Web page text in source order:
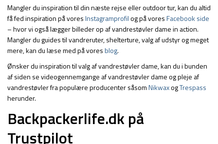
Mangler du inspiration til din næste rejse eller outdoor tur, kan du altid
få fed inspiration på voresInstagramprofilog på voresFacebook side
– hvor vi også lægger billeder op af vandrestøvler dame in action.
Mangler du guides til vandreruter, shelterture, valg af udstyr og meget
mere, kan du læse med på voresblog.
Ønsker du inspiration til valg af vandrestøvler dame, kan du i bunden
af siden se videogennemgange af vandrestøvler dame og pleje af
vandrestøvler fra populære producenter såsomNikwaxogTrespass
herunder.
Backpackerlife.dk på
Trustpilot